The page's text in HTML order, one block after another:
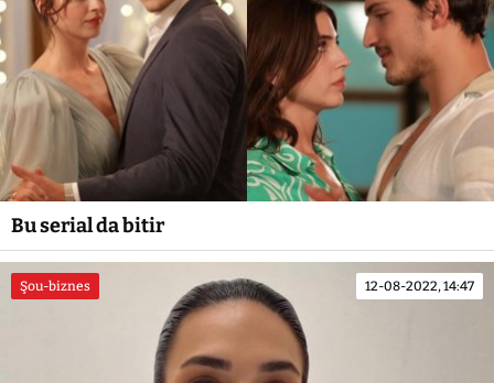
Bu serial da bitir
Şou-biznes 12-08-2022, 14:47